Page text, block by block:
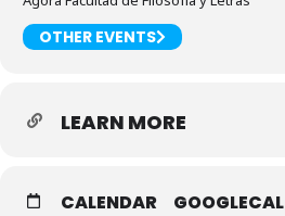
OTHER EVENTS
LEARN MORE
CALENDAR GOOGLECAL